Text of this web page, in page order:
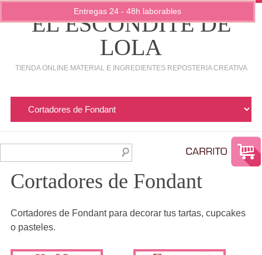
EL ESCONDITE DE
LOLA
TIENDA ONLINE MATERIAL E INGREDIENTES REPOSTERIA CREATIVA
Cortadores de Fondant
Cortadores de Fondant para decorar tus tartas, cupcakes
o pasteles.
Entregas 24 - 48h laborables